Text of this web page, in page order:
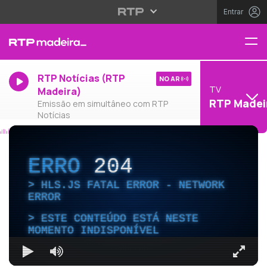
Entrar
RTP Notícias (RTP
Madeira)
Emissão em simultâneo com RTP
Notícias
NO AR
TV
RTP
ERRO204
HLS.JS FATAL ERROR - NETWORK
ERROR
ESTE CONTEÚDO ESTÁ NESTE
MOMENTO INDISPONÍVEL